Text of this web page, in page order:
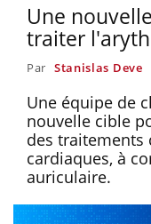
Une
traiter
Par Stanislas Deve
Une équipe de
nouvelle cible
des traitements
cardiaques, à
auriculaire.